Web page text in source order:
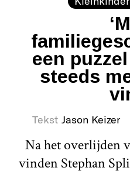
een
steeds
Tekst Jason Keizer
Na het overlijden
vinden Stephan